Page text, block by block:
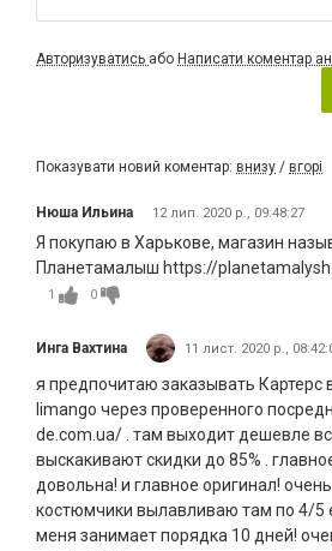
Авторизуватись або Написати коментар
Показувати новий коментар: внизу / вгорі
Нюша Ильина 12 лип. 2020 р., 09:48:27
Я покупаю в Харькове, магазин
Планетамалыш https://
1 0
Инга Вахтина 11 лист. 2020 р.,
я предпочитаю заказывать Картерс
limango через проверенного
de.com.ua/ . там выходит дешевле
выскакивают скидки до 85% .
довольна! и главное оригинал!
костюмчики вылавливаю там по 4/5
меня занимает порядка 10 дней!